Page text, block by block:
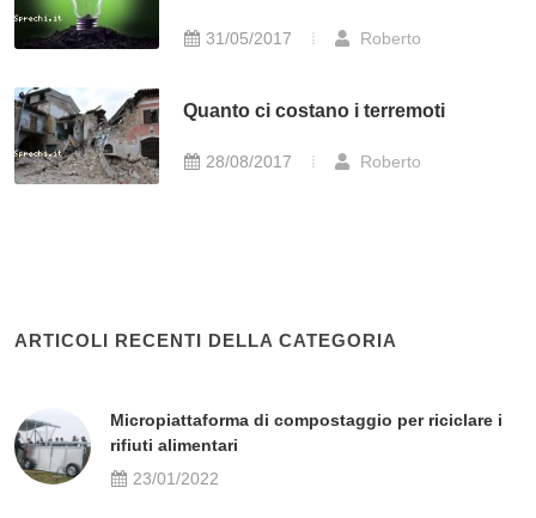
31/05/2017 Roberto
Quanto ci costano i terremoti
28/08/2017 Roberto
ARTICOLI RECENTI DELLA CATEGORIA
Micropiattaforma di compostaggio per riciclare i
rifiuti alimentari
23/01/2022